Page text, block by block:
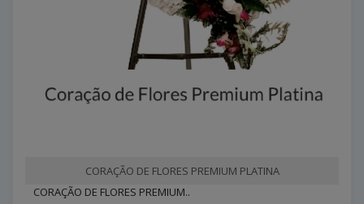
CORAÇÃO DE FLORES PREMIUM PLATINA
CORAÇÃO DE FLORES PREMIUM..